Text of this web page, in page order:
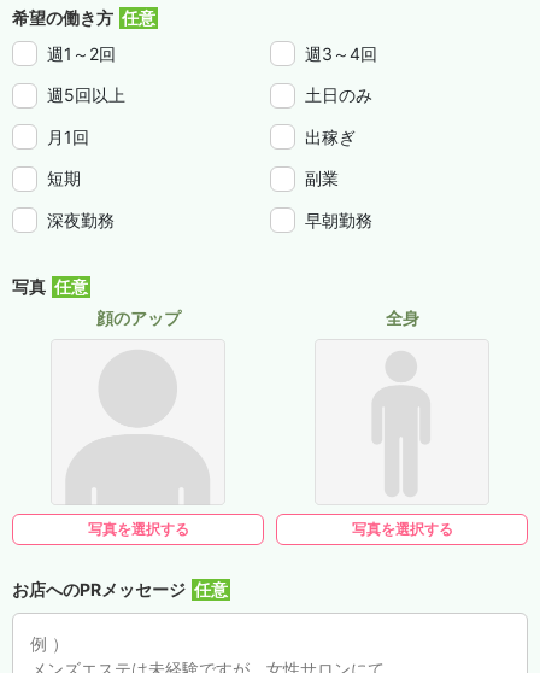
希望の働き方
週1～2回
週3～4回
週5回以上 土日のみ
月1回 出稼ぎ
短期 副業
深夜勤務 早朝勤務
写真
顔のアップ
写真を選択する
全身
写真を選択する
お店へのPRメッセージ